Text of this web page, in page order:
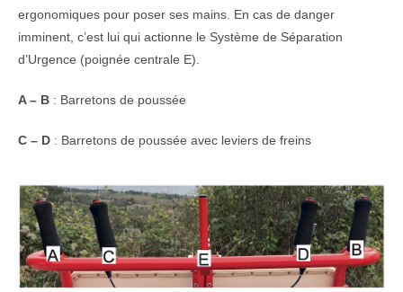
ergonomiques pour poser ses mains. En cas de danger
imminent, c’est lui qui actionne le Système de Séparation
d’Urgence (poignée centrale E).
A – B : Barretons de poussée
C – D : Barretons de poussée avec leviers de freins